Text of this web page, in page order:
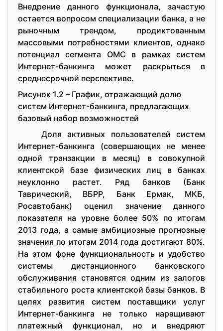
Внедрение данного функционала, зачастую
остается вопросом специализации банка, а не
рыночным трендом, продиктованным
массовыми потребностями клиентов, однако
потенциал сегмента ОМС в рамках систем
Интернет-банкинга может раскрыться в
среднесрочной перспективе.
Рисунок 1.2 – График, отражающий долю
систем Интернет-банкинга, предлагающих
базовый набор возможностей
Доля активных пользователей систем
Интернет-банкинга (совершающих не менее
одной транзакции в месяц) в совокупной
клиентской базе физических лиц в банках
неуклонно растет. Ряд банков (Банк
Таврический, ВБРР, Банк Ермак, МКБ,
Росавтобанк) оценил значение данного
показателя на уровне более 50% по итогам
2013 года, а самые амбициозные прогнозные
значения по итогам 2014 года достигают 80%.
На этом фоне функциональность и удобство
системы дистанционного банковского
обслуживания становятся одним из залогов
стабильного роста клиентской базы банков. В
целях развития систем поставщики услуг
Интернет-банкинга не только наращивают
платежный функционал, но и внедряют